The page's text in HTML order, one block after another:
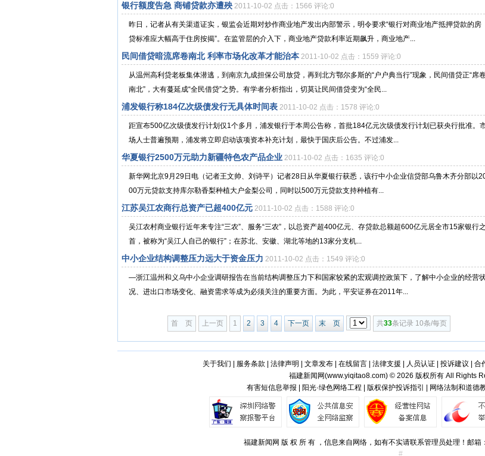
银行额度告急 商铺贷款亦遭殃 2011-10-02 点击：1566 评论:0
昨日，记者从有关渠道证实，银监会近期对炒作商业地产发出内部警示，明令要求“银行对商业地产抵押贷款的房
贷标准应大幅高于住房按揭”。在监管层的介入下，商业地产贷款利率近期飙升，商业地产...
民间借贷暗流席卷南北 利率市场化改革才能治本 2011-10-02 点击：1559 评论:0
从温州高利贷老板集体潜逃，到南京九成担保公司放贷，再到北方鄂尔多斯的“户户典当行”现象，民间借贷正“席
南北”，大有蔓延成“全民借贷”之势。有学者分析指出，切莫让民间借贷变为“全民...
浦发银行称184亿次级债发行无具体时间表 2011-10-02 点击：1578 评论:0
距宣布500亿次级债发行计划仅1个多月，浦发银行于本周公告称，首批184亿元次级债发行计划已获央行批准。
场人士普遍预期，浦发将立即启动该项资本补充计划，最快于国庆后公告。不过浦发...
华夏银行2500万元助力新疆特色农产品企业 2011-10-02 点击：1635 评论:0
新华网北京9月29日电（记者王文帅、刘诗平）记者28日从华夏银行获悉，该行中小企业信贷部乌鲁木齐分部以
00万元贷款支持库尔勒香梨种植大户金梨公司，同时以500万元贷款支持种植有...
江苏吴江农商行总资产已超400亿元 2011-10-02 点击：1588 评论:0
吴江农村商业银行近年来专注“三农”、服务“三农”，以总资产超400亿元、存贷款总额超600亿元居全市15家银行之
首，被称为“吴江人自己的银行”；在苏北、安徽、湖北等地的13家分支机...
中小企业结构调整压力远大于资金压力 2011-10-02 点击：1549 评论:0
—浙江温州和义乌中小企业调研报告在当前结构调整压力下和国家较紧的宏观调控政策下，了解中小企业的经营
况、进出口市场变化、融资需求等成为必须关注的重要方面。为此，平安证券在2011年...
首 页 上一页 1 2 3 4 下一页 末 页 共33条记录 10条/每页
关于我们 服务条款 法律声明 文章发布| 在线留言| 法律支援 人员认证| 投诉建议 合
福建新闻网(www.yiqitao8.com) © 2026 版权所有 All Rights
有害短信息举报 | 阳光·绿色网络工程 | 版权保护投诉指引 | 网络法制和道德
福建新闻网 版 权 所 有 ，信息来自网络，如有不实请联系管理员处理！邮
#